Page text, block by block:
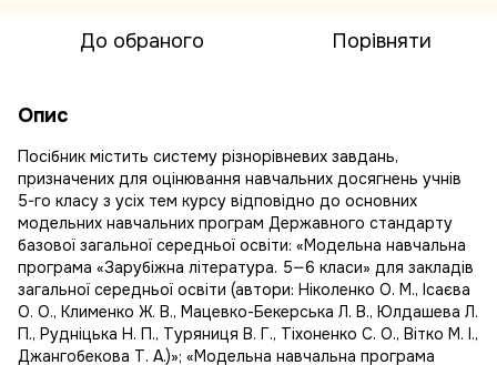
До обраного Порівняти
Опис
Посібник містить систему різнорівневих завдань,
призначених для оцінювання навчальних досягнень учнів
5-го класу з усіх тем курсу відповідно до основних
модельних навчальних програм Державного стандарту
базової загальної середньої освіти: «Модельна навчальна
програма «Зарубіжна література. 5—6 класи» для закладів
загальної середньої освіти (автори: Ніколенко О. М., Ісаєва
О. О., Клименко Ж. В., Мацевко-Бекерська Л. В., Юлдашева Л.
П., Рудніцька Н. П., Туряниця В. Г., Тіхоненко С. О., Вітко М. І.,
Джангобекова Т. А.)»; «Модельна навчальна програма